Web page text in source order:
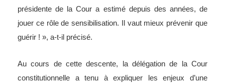
présidente de la Cour a estimé depuis des années, de
jouer ce rôle de sensibilisation. Il vaut mieux prévenir que
guérir ! », a-t-il précisé.
Au cours de cette descente, la délégation de la Cour
constitutionnelle a tenu à expliquer les enjeux d’une